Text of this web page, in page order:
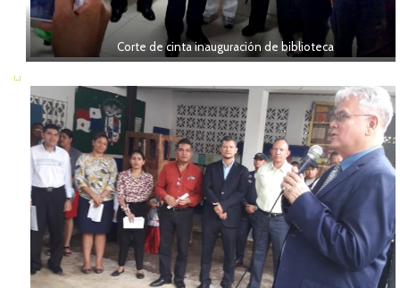
Corte de cinta inauguración de biblioteca